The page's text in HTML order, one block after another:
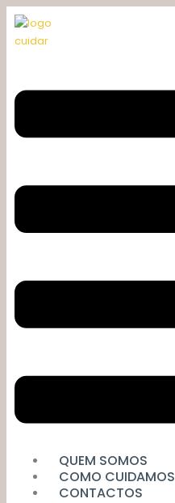
QUEM SOMOS
COMO CUIDAMOS
CONTACTOS